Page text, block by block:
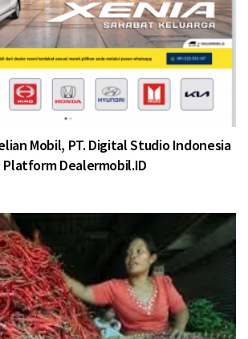
Mobil, PT. Digital Studio Indonesia
Platform Dealermobil.ID